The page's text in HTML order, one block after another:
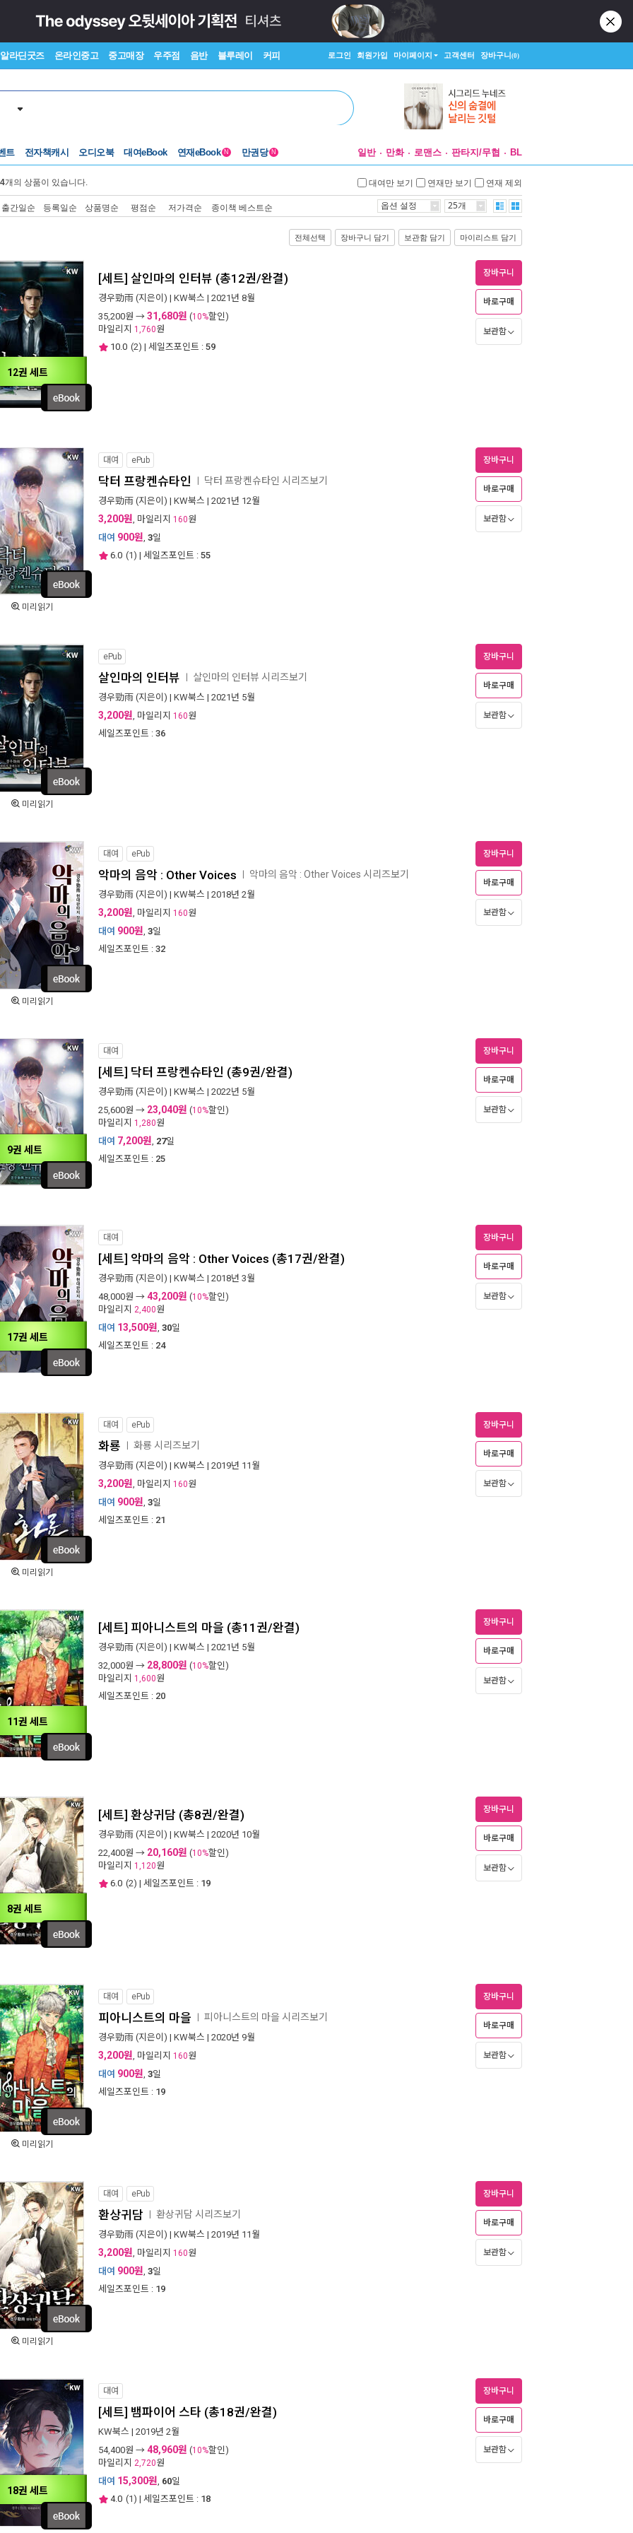
알라딘굿즈 온라인중고 중고매장 우주점 음반 블루레이 커피 로그인 회원가입 마이페이지 고객센터 장바구니(0)
트 전자책캐시 오디오북 대여eBook 연재eBook N 만권당 N 일반 만화 로맨스 판타지/무협 BL
개의 상품이 있습니다. 대여만 보기 연재만 보기 연재 제외
출간일순 등록일순 상품명순 평점순 저가격순 종이책 베스트순 옵션 설정 25개
전체선택 장바구니 담기 보관함 담기 마이리스트 담기
12권 세트
[세트] 살인마의 인터뷰 (총12권/완결)
경우勁雨 (지은이) | KW북스 | 2021년 8월
35,200원 → 31,680원 (10%할인)
마일리지 1,760원
10.0 (2) | 세일즈포인트 : 59
장바구니
바로구매
보관함
미리읽기
대여 ePub
닥터 프랑켄슈타인 닥터 프랑켄슈타인 시리즈보기
경우勁雨 (지은이) | KW북스 | 2021년 12월
3,200원, 마일리지 160원
대여 900원, 3일
6.0 (1) | 세일즈포인트 : 55
장바구니
바로구매
보관함
미리읽기
ePub
살인마의 인터뷰 살인마의 인터뷰 시리즈보기
경우勁雨 (지은이) | KW북스 | 2021년 5월
3,200원, 마일리지 160원
세일즈포인트 : 36
장바구니
바로구매
보관함
미리읽기
대여 ePub
악마의 음악 : Other Voices 악마의 음악 : Other Voices 시리즈보기
경우勁雨 (지은이) | KW북스 | 2018년 2월
3,200원, 마일리지 160원
대여 900원, 3일
세일즈포인트 : 32
장바구니
바로구매
보관함
9권 세트
대여
[세트] 닥터 프랑켄슈타인 (총9권/완결)
경우勁雨 (지은이) | KW북스 | 2022년 5월
25,600원 → 23,040원 (10%할인)
마일리지 1,280원
대여 7,200원, 27일
세일즈포인트 : 25
장바구니
바로구매
보관함
17권 세트
대여
[세트] 악마의 음악 : Other Voices (총17권/완결)
경우勁雨 (지은이) | KW북스 | 2018년 3월
48,000원 → 43,200원 (10%할인)
마일리지 2,400원
대여 13,500원, 30일
세일즈포인트 : 24
장바구니
바로구매
보관함
미리읽기
대여 ePub
화룡 화룡 시리즈보기
경우勁雨 (지은이) | KW북스 | 2019년 11월
3,200원, 마일리지 160원
대여 900원, 3일
세일즈포인트 : 21
장바구니
바로구매
보관함
11권 세트
[세트] 피아니스트의 마을 (총11권/완결)
경우勁雨 (지은이) | KW북스 | 2021년 5월
32,000원 → 28,800원 (10%할인)
마일리지 1,600원
세일즈포인트 : 20
장바구니
바로구매
보관함
8권 세트
[세트] 환상귀담 (총8권/완결)
경우勁雨 (지은이) | KW북스 | 2020년 10월
22,400원 → 20,160원 (10%할인)
마일리지 1,120원
6.0 (2) | 세일즈포인트 : 19
장바구니
바로구매
보관함
미리읽기
대여 ePub
피아니스트의 마을 피아니스트의 마을 시리즈보기
경우勁雨 (지은이) | KW북스 | 2020년 9월
3,200원, 마일리지 160원
대여 900원, 3일
세일즈포인트 : 19
장바구니
바로구매
보관함
미리읽기
대여 ePub
환상귀담 환상귀담 시리즈보기
경우勁雨 (지은이) | KW북스 | 2019년 11월
3,200원, 마일리지 160원
대여 900원, 3일
세일즈포인트 : 19
장바구니
바로구매
보관함
18권 세트
대여
[세트] 뱀파이어 스타 (총18권/완결)
KW북스 | 2019년 2월
54,400원 → 48,960원 (10%할인)
마일리지 2,720원
대여 15,300원, 60일
4.0 (1) | 세일즈포인트 : 18
장바구니
바로구매
보관함